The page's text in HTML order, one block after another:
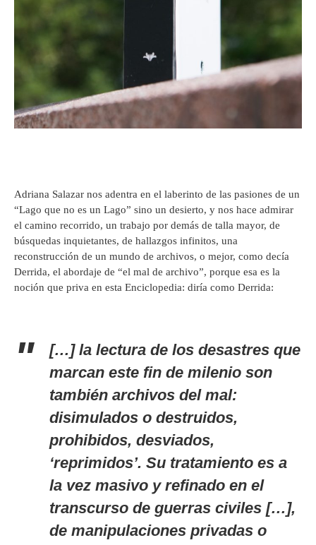
Adriana Salazar nos adentra en el laberinto de las pasiones de un
“Lago que no es un Lago” sino un desierto, y nos hace admirar
el camino recorrido, un trabajo por demás de talla mayor, de
búsquedas inquietantes, de hallazgos infinitos, una
reconstrucción de un mundo de archivos, o mejor, como decía
Derrida, el abordaje de “el mal de archivo”, porque esa es la
noción que priva en esta Enciclopedia: diría como Derrida:
[…] la lectura de los desastres que
marcan este fin de milenio son
también archivos del mal:
disimulados o destruidos,
prohibidos, desviados,
‘reprimidos’. Su tratamiento es a
la vez masivo y refinado en el
transcurso de guerras civiles […],
de manipulaciones privadas o